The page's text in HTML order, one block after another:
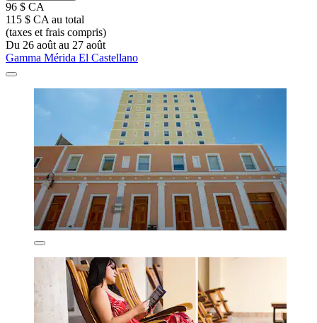
96 $ CA
115 $ CA au total
(taxes et frais compris)
Du 26 août au 27 août
Gamma Mérida El Castellano